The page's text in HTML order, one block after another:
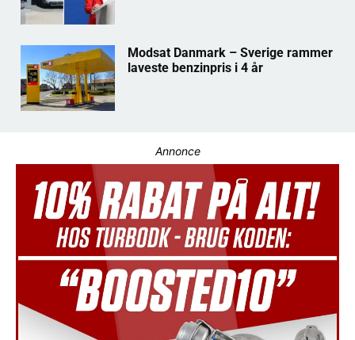
Modsat Danmark – Sverige rammer
laveste benzinpris i 4 år
Annonce